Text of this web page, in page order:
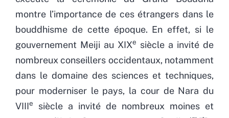
montre l’importance de ces étrangers dans le
bouddhisme de cette époque. En effet, si le
gouvernement Meiji au XIXe siècle a invité de
nombreux conseillers occidentaux, notamment
dans le domaine des sciences et techniques,
pour moderniser le pays, la cour de Nara du
VIIIe
siècle a invité de nombreux moines et